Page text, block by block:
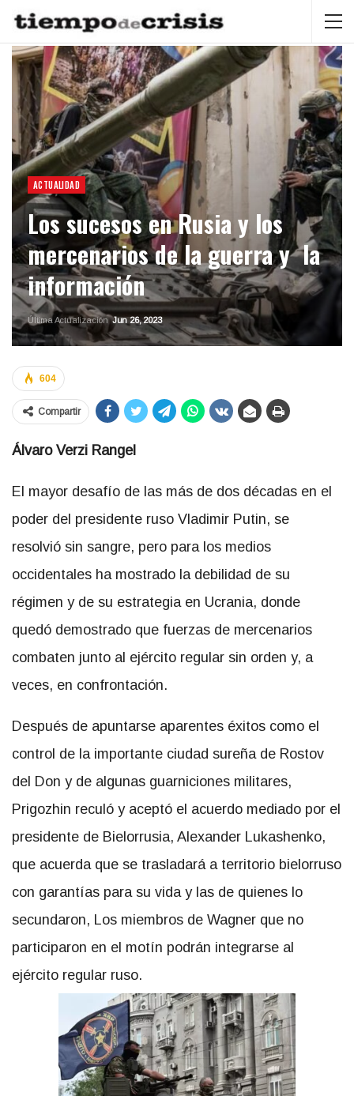
ACTUALIDAD
Los sucesos en Rusia y los
mercenarios de la guerra y la
información
Última ActualizaciónJun 26, 2023
604
Compartir
Álvaro Verzi Rangel
El mayor desafío de las más de dos décadas en el
poder del presidente ruso Vladimir Putin, se
resolvió sin sangre, pero para los medios
occidentales ha mostrado la debilidad de su
régimen y de su estrategia en Ucrania, donde
quedó demostrado que fuerzas de mercenarios
combaten junto al ejército regular sin orden y, a
veces, en confrontación.
Después de apuntarse aparentes éxitos como el
control de la importante ciudad sureña de Rostov
del Don y de algunas guarniciones militares,
Prigozhin reculó y aceptó el acuerdo mediado por el
presidente de Bielorrusia, Alexander Lukashenko,
que acuerda que se trasladará a territorio bielorruso
con garantías para su vida y las de quienes lo
secundaron, Los miembros de Wagner que no
participaron en el motín podrán integrarse al
ejército regular ruso.